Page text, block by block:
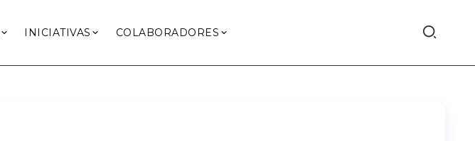
INICIATIVAS COLABORADORES